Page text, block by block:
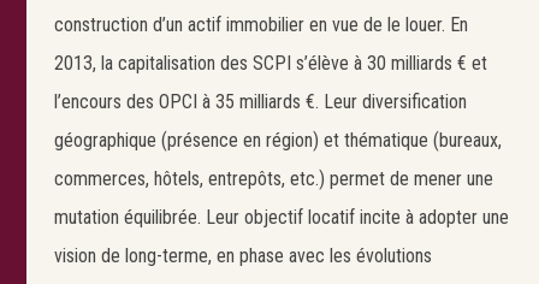
construction d’un actif immobilier en vue de le louer. En
2013, la capitalisation des SCPI s’élève à 30 milliards € et
l’encours des OPCI à 35 milliards €. Leur diversification
géographique (présence en région) et thématique (bureaux,
commerces, hôtels, entrepôts, etc.) permet de mener une
mutation équilibrée. Leur objectif locatif incite à adopter une
vision de long-terme, en phase avec les évolutions